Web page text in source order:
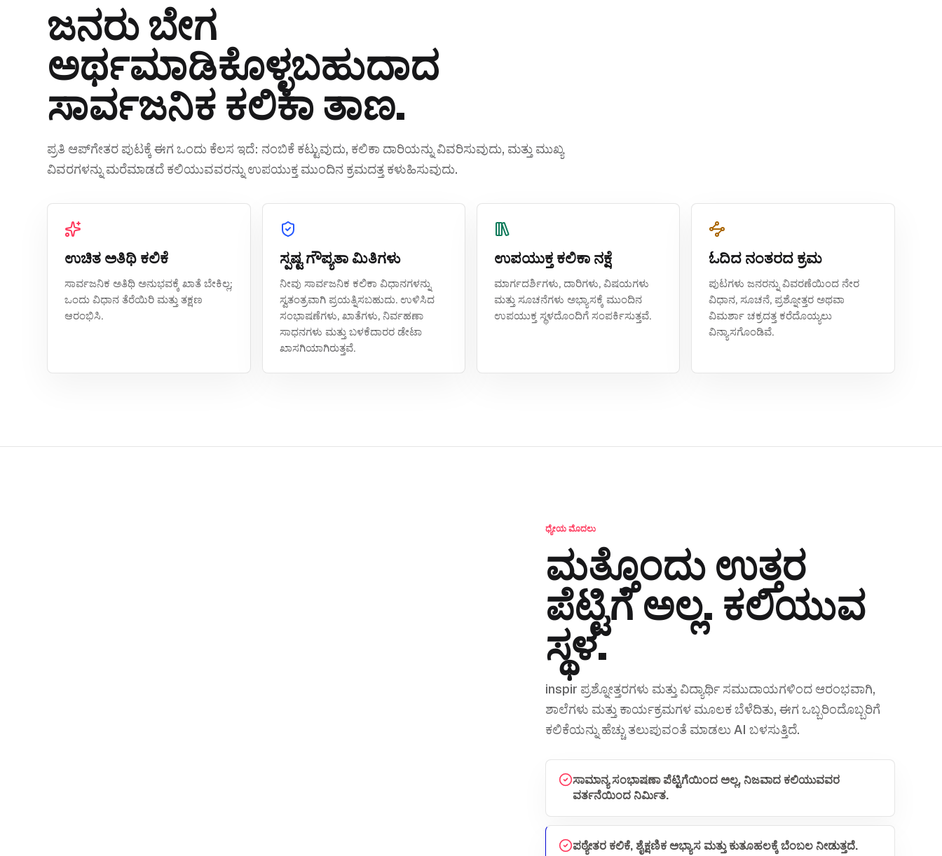
ಜನರು ಬೇಗ
ಅರ್ಥಮಾಡಿಕೊಳ್ಳಬಹುದಾದ
ಸಾರ್ವಜನಿಕ ಕಲಿಕಾ ತಾಣ.
ಪ್ರತಿ ಆಪ್‌ಗೇತರ ಪುಟಕ್ಕೆ ಈಗ ಒಂದು ಕೆಲಸ ಇದೆ: ನಂಬಿಕೆ ಕಟ್ಟುವುದು, ಕಲಿಕಾ ದಾರಿಯನ್ನು ವಿವರಿಸುವುದು, ಮತ್ತು ಮುಖ್ಯ
ವಿವರಗಳನ್ನು ಮರೆಮಾಡದೆ ಕಲಿಯುವವರನ್ನು ಉಪಯುಕ್ತ ಮುಂದಿನ ಕ್ರಮದತ್ತ ಕಳುಹಿಸುವುದು.
ಉಚಿತ ಅತಿಥಿ ಕಲಿಕೆ
ಸಾರ್ವಜನಿಕ ಅತಿಥಿ ಅನುಭವಕ್ಕೆ ಖಾತೆ ಬೇಕಿಲ್ಲ;
ಒಂದು ವಿಧಾನ ತೆರೆಯಿರಿ ಮತ್ತು ತಕ್ಷಣ
ಆರಂಭಿಸಿ.
ಸ್ಪಷ್ಟ ಗೌಪ್ಯತಾ ಮಿತಿಗಳು
ನೀವು ಸಾರ್ವಜನಿಕ ಕಲಿಕಾ ವಿಧಾನಗಳನ್ನು
ಸ್ವತಂತ್ರವಾಗಿ ಪ್ರಯತ್ನಿಸಬಹುದು. ಉಳಿಸಿದ
ಸಂಭಾಷಣೆಗಳು, ಖಾತೆಗಳು, ನಿರ್ವಹಣಾ
ಸಾಧನಗಳು ಮತ್ತು ಬಳಕೆದಾರರ ಡೇಟಾ
ಖಾಸಗಿಯಾಗಿರುತ್ತವೆ.
ಉಪಯುಕ್ತ ಕಲಿಕಾ ನಕ್ಷೆ
ಮಾರ್ಗದರ್ಶಿಗಳು, ದಾರಿಗಳು, ವಿಷಯಗಳು
ಮತ್ತು ಸೂಚನೆಗಳು ಅಭ್ಯಾಸಕ್ಕೆ ಮುಂದಿನ
ಉಪಯುಕ್ತ ಸ್ಥಳದೊಂದಿಗೆ ಸಂಪರ್ಕಿಸುತ್ತವೆ.
ಓದಿದ ನಂತರದ ಕ್ರಮ
ಪುಟಗಳು ಜನರನ್ನು ವಿವರಣೆಯಿಂದ ನೇರ
ವಿಧಾನ, ಸೂಚನೆ, ಪ್ರಶ್ನೋತ್ತರ ಅಥವಾ
ವಿಮರ್ಶಾ ಚಕ್ರದತ್ತ ಕರೆದೊಯ್ಯಲು
ವಿನ್ಯಾಸಗೊಂಡಿವೆ.
ಧ್ಯೇಯ ಮೊದಲು
ಮತ್ತೊಂದು ಉತ್ತರ
ಪೆಟ್ಟಿಗೆ ಅಲ್ಲ. ಕಲಿಯುವ
ಸ್ಥಳ.
inspir ಪ್ರಶ್ನೋತ್ತರಗಳು ಮತ್ತು ವಿದ್ಯಾರ್ಥಿ ಸಮುದಾಯಗಳಿಂದ ಆರಂಭವಾಗಿ,
ಶಾಲೆಗಳು ಮತ್ತು ಕಾರ್ಯಕ್ರಮಗಳ ಮೂಲಕ ಬೆಳೆದಿತು, ಈಗ ಒಬ್ಬರಿಂದೊಬ್ಬರಿಗೆ
ಕಲಿಕೆಯನ್ನು ಹೆಚ್ಚು ತಲುಪುವಂತೆ ಮಾಡಲು AI ಬಳಸುತ್ತಿದೆ.
ಸಾಮಾನ್ಯ ಸಂಭಾಷಣಾ ಪೆಟ್ಟಿಗೆಯಿಂದ ಅಲ್ಲ, ನಿಜವಾದ ಕಲಿಯುವವರ
ವರ್ತನೆಯಿಂದ ನಿರ್ಮಿತ.
ಪಠ್ಯೇತರ ಕಲಿಕೆ, ಶೈಕ್ಷಣಿಕ ಅಭ್ಯಾಸ ಮತ್ತು ಕುತೂಹಲಕ್ಕೆ ಬೆಂಬಲ ನೀಡುತ್ತದೆ.